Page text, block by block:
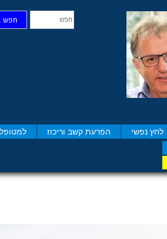
לחץ נפשי הפרעת קשב וריכוז
חפש